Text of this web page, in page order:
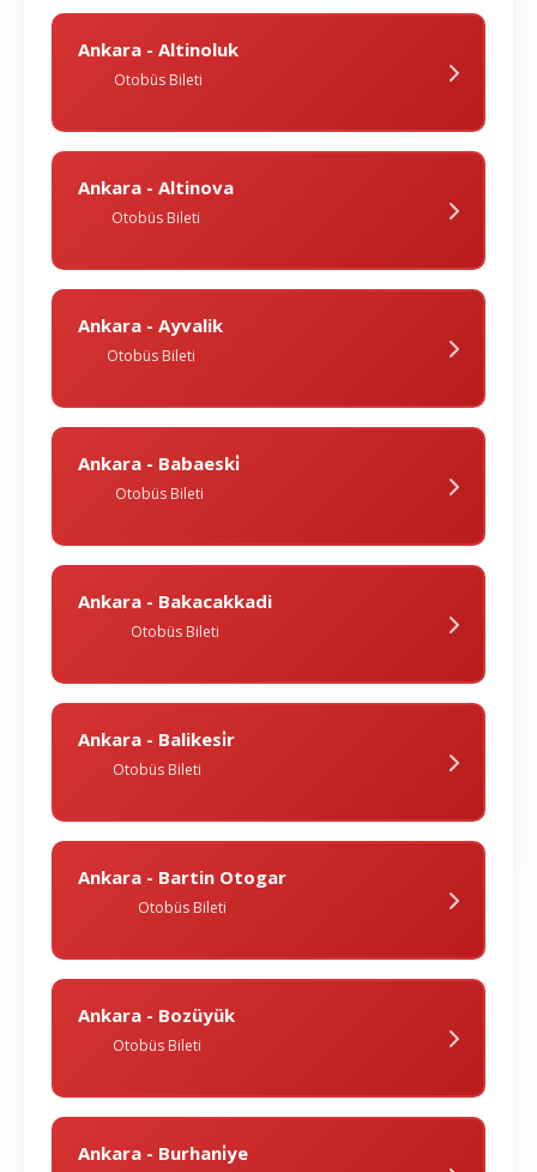
Ankara - Altinoluk
Otobüs Bileti
Ankara - Altinova
Otobüs Bileti
Ankara - Ayvalik
Otobüs Bileti
Ankara - Babaeski̇
Otobüs Bileti
Ankara - Bakacakkadi
Otobüs Bileti
Ankara - Balikesi̇r
Otobüs Bileti
Ankara - Bartin Otogar
Otobüs Bileti
Ankara - Bozüyük
Otobüs Bileti
Ankara - Burhani̇ye